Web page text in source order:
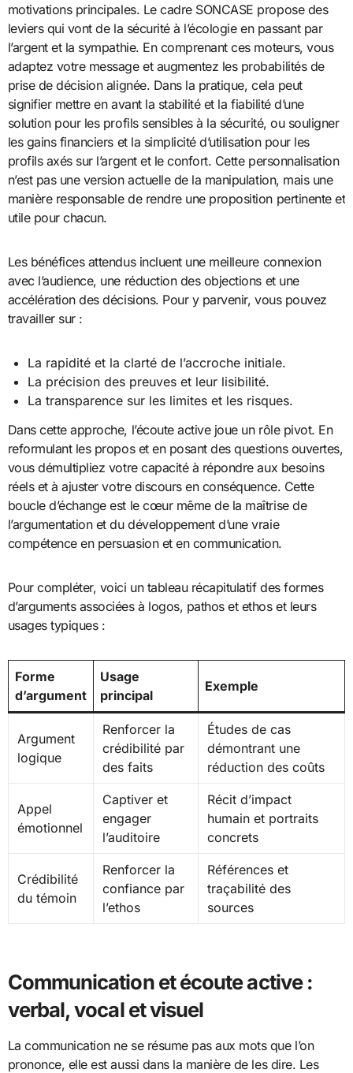
motivations principales. Le cadre SONCASE propose des
leviers qui vont de la sécurité à l’écologie en passant par
l’argent et la sympathie. En comprenant ces moteurs, vous
adaptez votre message et augmentez les probabilités de
prise de décision alignée. Dans la pratique, cela peut
signifier mettre en avant la stabilité et la fiabilité d’une
solution pour les profils sensibles à la sécurité, ou souligner
les gains financiers et la simplicité d’utilisation pour les
profils axés sur l’argent et le confort. Cette personnalisation
n’est pas une version actuelle de la manipulation, mais une
manière responsable de rendre une proposition pertinente et
utile pour chacun.
Les bénéfices attendus incluent une meilleure connexion
avec l’audience, une réduction des objections et une
accélération des décisions. Pour y parvenir, vous pouvez
travailler sur :
La rapidité et la clarté de l’accroche initiale.
La précision des preuves et leur lisibilité.
La transparence sur les limites et les risques.
Dans cette approche, l’écoute active joue un rôle pivot. En
reformulant les propos et en posant des questions ouvertes,
vous démultipliez votre capacité à répondre aux besoins
réels et à ajuster votre discours en conséquence. Cette
boucle d’échange est le cœur même de la maîtrise de
l’argumentation et du développement d’une vraie
compétence en persuasion et en communication.
Pour compléter, voici un tableau récapitulatif des formes
d’arguments associées à logos, pathos et ethos et leurs
usages typiques :
Forme
d’argument
Usage
principal
Exemple
Argument
logique
Renforcer la
crédibilité par
des faits
Études de cas
démontrant une
réduction des coûts
Appel
émotionnel
Captiver et
engager
l’auditoire
Récit d’impact
humain et portraits
concrets
Crédibilité
du témoin
Renforcer la
confiance par
l’ethos
Références et
traçabilité des
sources
Communication et écoute active :
verbal, vocal et visuel
La communication ne se résume pas aux mots que l’on
prononce, elle est aussi dans la manière de les dire. Les